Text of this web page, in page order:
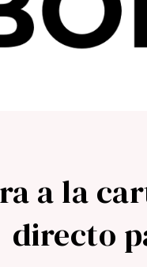
a la
directo